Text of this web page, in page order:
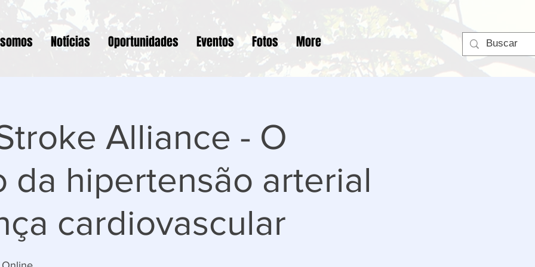
Notícias Oportunidades Eventos Fotos More
Alliance - O
da hipertensão arterial
cardiovascular